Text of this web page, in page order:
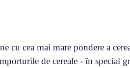
cu cea mai mare pondere a
de cereale - în special